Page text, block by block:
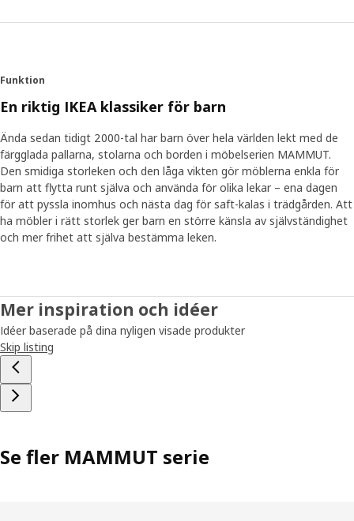
Funktion
En riktig IKEA klassiker för barn
Ända sedan tidigt 2000-tal har barn över hela världen lekt med de
färgglada pallarna, stolarna och borden i möbelserien MAMMUT.
Den smidiga storleken och den låga vikten gör möblerna enkla för
barn att flytta runt själva och använda för olika lekar – ena dagen
för att pyssla inomhus och nästa dag för saft-kalas i trädgården. Att
ha möbler i rätt storlek ger barn en större känsla av självständighet
och mer frihet att själva bestämma leken.
Mer inspiration och idéer
Idéer baserade på dina nyligen visade produkter
Skip listing
Se fler MAMMUT serie